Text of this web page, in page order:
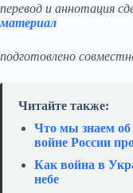
перевод и аннотация
материал
подготовлено
Читайте также:
Что мы знаем об
войне России
Как война в
небе